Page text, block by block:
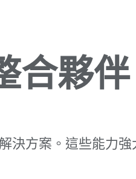
合夥伴
決方案。這些能力